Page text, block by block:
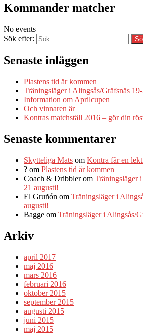
Kommander matcher
No events
Sök efter:
Senaste inläggen
Plastens tid är kommen
Träningsläger i Alingsås/Gräfsnäs
Information om Aprilcupen
Och vinnaren är
Kontras matchställ 2016 – gör din
Senaste kommentarer
Skytteliga Mats om Kontra får en
? om Plastens tid är kommen
Coach & Dribblerom Träningsläger
21 augusti!
El Gruñón om Träningsläger i
augusti!
Bagge om Träningsläger i Alingsås/
Arkiv
april 2017
maj 2016
mars 2016
februari 2016
oktober 2015
september 2015
augusti 2015
juni 2015
maj 2015